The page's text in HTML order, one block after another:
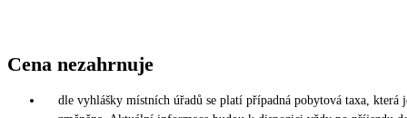
Cena nezahrnuje
dle vyhlášky místních úřadů se platí případná pobytová taxa,